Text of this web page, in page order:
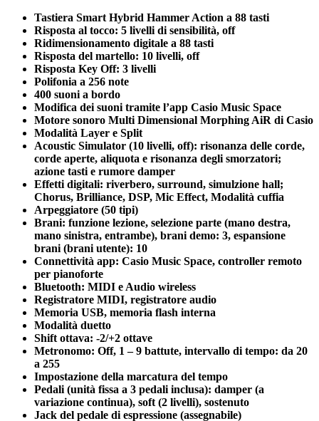
Tastiera Smart Hybrid Hammer Action a 88 tasti
Risposta al tocco: 5 livelli di sensibilità, off
Ridimensionamento digitale a 88 tasti
Risposta del martello: 10 livelli, off
Risposta Key Off: 3 livelli
Polifonia a 256 note
400 suoni a bordo
Modifica dei suoni tramite l’app Casio Music Space
Motore sonoro Multi Dimensional Morphing AiR di Casio
Modalità Layer e Split
Acoustic Simulator (10 livelli, off): risonanza delle corde,
corde aperte, aliquota e risonanza degli smorzatori;
azione tasti e rumore damper
Effetti digitali: riverbero, surround, simulzione hall;
Chorus, Brilliance, DSP, Mic Effect, Modalità cuffia
Arpeggiatore (50 tipi)
Brani: funzione lezione, selezione parte (mano destra,
mano sinistra, entrambe), brani demo: 3, espansione
brani (brani utente): 10
Connettività app: Casio Music Space, controller remoto
per pianoforte
Bluetooth: MIDI e Audio wireless
Registratore MIDI, registratore audio
Memoria USB, memoria flash interna
Modalità duetto
Shift ottava: -2/+2 ottave
Metronomo: Off, 1 – 9 battute, intervallo di tempo: da 20
a 255
Impostazione della marcatura del tempo
Pedali (unità fissa a 3 pedali inclusa): damper (a
variazione continua), soft (2 livelli), sostenuto
Jack del pedale di espressione (assegnabile)